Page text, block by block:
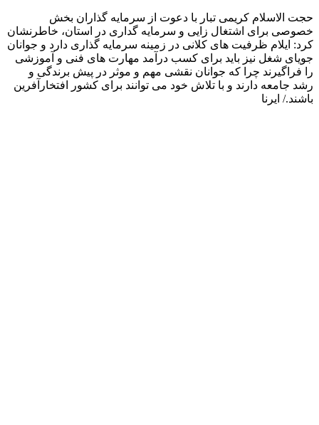
حجت الاسلام کریمی تبار با دعوت از سرمایه گذاران بخش
خصوصی برای اشتغال زایی و سرمایه گداری در استان، خاطرنشان
کرد: ایلام ظرفیت های کلانی در زمینه سرمایه گذاری دارد و جوانان
جویای شغل نیز باید برای کسب درآمد مهارت های فنی و آموزشی
را فراگیرند چرا که جوانان نقشی مهم و موثر در پیش برندگی و
رشد جامعه دارند و با تلاش خود می توانند برای کشور افتخارآفرین
باشند./ ایرنا